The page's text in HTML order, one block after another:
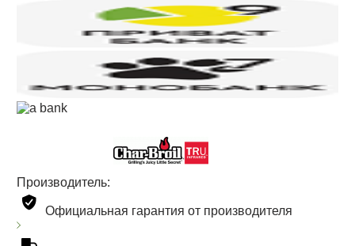
Производитель:
Официальная гарантия от производителя